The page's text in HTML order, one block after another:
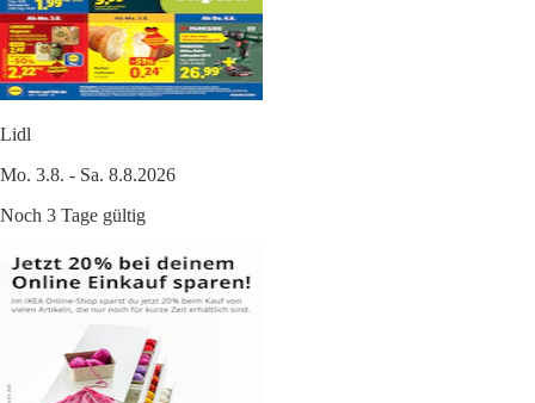
Lidl
Mo. 3.8. - Sa. 8.8.2026
Noch 3 Tage gültig